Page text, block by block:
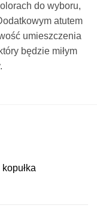
do wyboru,
atutem
umieszczenia
będzie miłym